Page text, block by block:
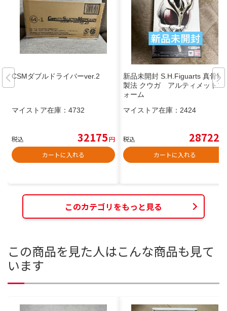
CSMダブルドライバーver.2
マイストア在庫： 4732
税込 32175円
カートに入れる
新品未開封 S.H.Figuarts 真骨彫
製法 クウガ アルティメットフ
ォーム
マイストア在庫： 2424
税込 28722
カートに入れる
このカテゴリをもっと見る
この商品を見た人はこんな商品も見て
います